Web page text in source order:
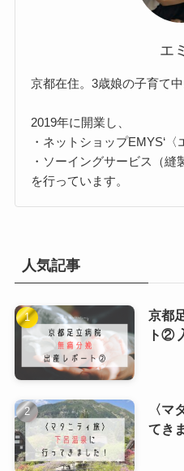
エ
京都在住。3歳娘の子育て中
2019年に開業し、
・ネットショップEMYS‘
・ソーイングサービス（縫
を行っています。
人気記事
京都
ト②
〈マ
てき